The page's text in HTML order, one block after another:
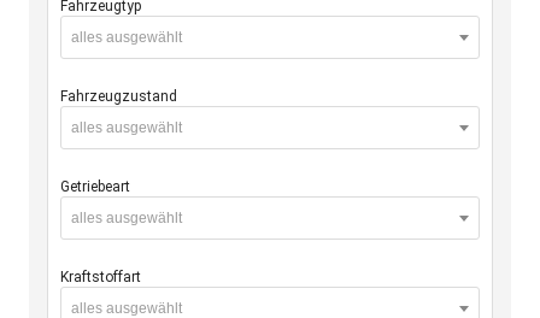
Fahrzeugtyp
alles ausgewählt
Fahrzeugzustand
alles ausgewählt
Getriebeart
alles ausgewählt
Kraftstoffart
alles ausgewählt